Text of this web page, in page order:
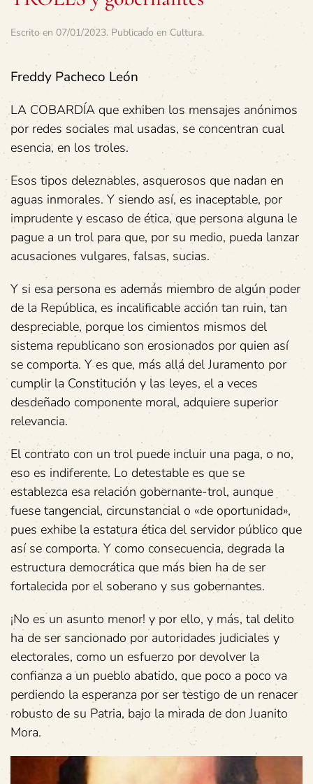
Escrito en 07/01/2023. Publicado en Cultura.
Freddy Pacheco León
LA COBARDÍA que exhiben los mensajes anónimos
por redes sociales mal usadas, se concentran cual
esencia, en los troles.
Esos tipos deleznables, asquerosos que nadan en
aguas inmorales. Y siendo así, es inaceptable, por
imprudente y escaso de ética, que persona alguna le
pague a un trol para que, por su medio, pueda lanzar
acusaciones vulgares, falsas, sucias.
Y si esa persona es además miembro de algún poder
de la República, es incalificable acción tan ruin, tan
despreciable, porque los cimientos mismos del
sistema republicano son erosionados por quien así
se comporta. Y es que, más allá del Juramento por
cumplir la Constitución y las leyes, el a veces
desdeñado componente moral, adquiere superior
relevancia.
El contrato con un trol puede incluir una paga, o no,
eso es indiferente. Lo detestable es que se
establezca esa relación gobernante-trol, aunque
fuese tangencial, circunstancial o «de oportunidad»,
pues exhibe la estatura ética del servidor público que
así se comporta. Y como consecuencia, degrada la
estructura democrática que más bien ha de ser
fortalecida por el soberano y sus gobernantes.
¡No es un asunto menor! y por ello, y más, tal delito
ha de ser sancionado por autoridades judiciales y
electorales, como un esfuerzo por devolver la
confianza a un pueblo abatido, que poco a poco va
perdiendo la esperanza por ser testigo de un renacer
robusto de su Patria, bajo la mirada de don Juanito
Mora.